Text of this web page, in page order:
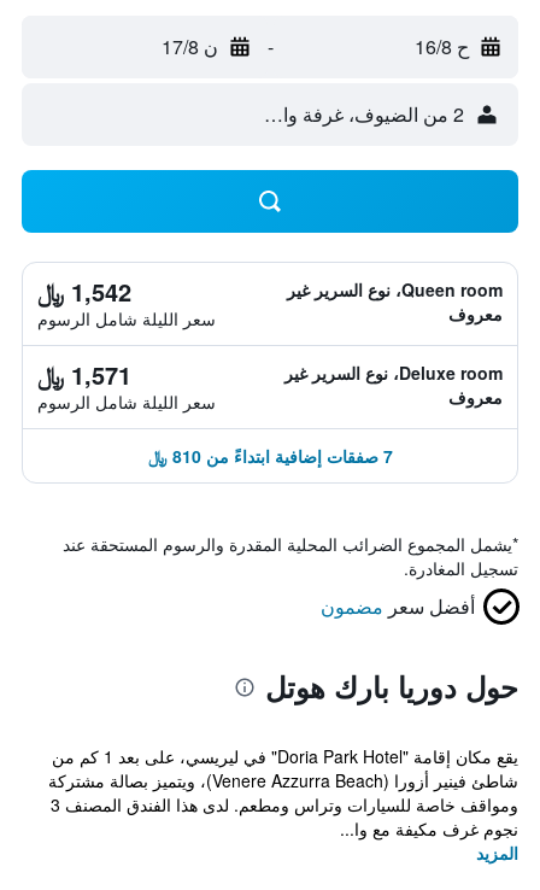
ح 16/8 - ن 17/8
2 من الضيوف، غرفة واحدة
Queen room، نوع السرير غير
معروف
1,542 ﷼
سعر الليلة شامل الرسوم
Deluxe room، نوع السرير غير
معروف
1,571 ﷼
سعر الليلة شامل الرسوم
7 صفقات إضافية ابتداءً من 810 ﷼
*يشمل المجموع الضرائب المحلية المقدرة والرسوم المستحقة عند
تسجيل المغادرة.
أفضل سعر مضمون
حول دوريا بارك هوتل
يقع مكان إقامة "Doria Park Hotel" في ليريسي، على بعد 1 كم من
شاطئ فينير أزورا (Venere Azzurra Beach)، ويتميز بصالة مشتركة
ومواقف خاصة للسيارات وتراس ومطعم. لدى هذا الفندق المصنف 3
نجوم غرف مكيفة مع وا...
المزيد